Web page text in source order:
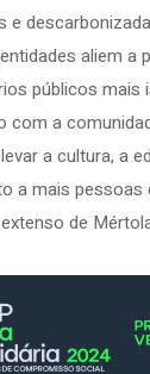
e
aliem a
públicos mais
com a
a cultura, a
a mais pessoas
de